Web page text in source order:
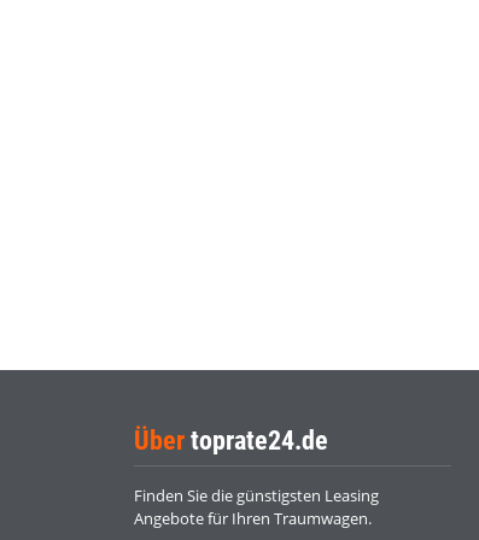
Über toprate24.de
Finden Sie die günstigsten Leasing
Angebote für Ihren Traumwagen.